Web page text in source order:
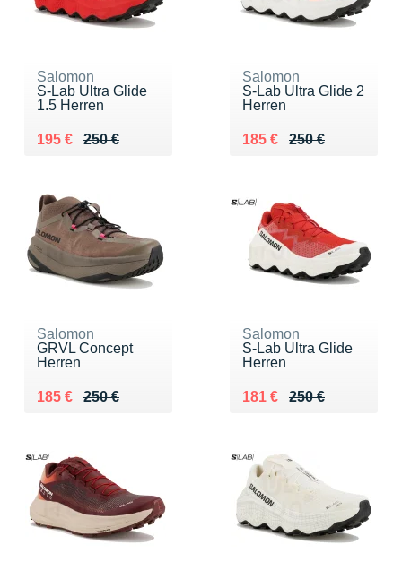
Salomon
S-Lab Ultra Glide
1.5 Herren
250 €
Au lieu de 250 €
195 €
Vendu 195 €
Salomon
S-Lab Ultra Glide 2
Herren
250 €
Au lieu de 250 €
185 €
Vendu 185 €
Salomon
GRVL Concept
Herren
250 €
Au lieu de 250 €
185 €
Vendu 185 €
Salomon
S-Lab Ultra Glide
Herren
250 €
Au lieu de 250 €
181 €
Vendu 181 €